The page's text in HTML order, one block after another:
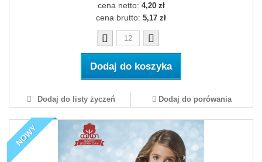
cena netto: 4,20 zł
cena brutto: 5,17 zł
Dodaj do koszyka
Dodaj do listy życzeń Dodaj do porówania
NOWY